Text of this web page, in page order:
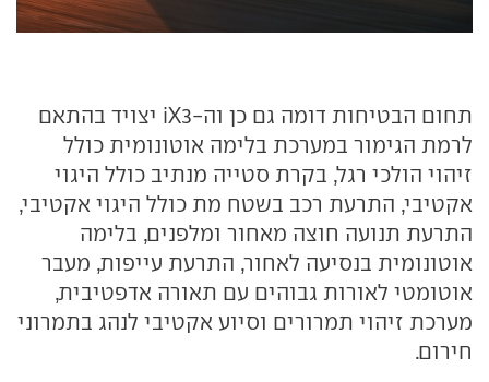
תחום הבטיחות דומה גם כן וה-iX3 יצויד בהתאם
לרמת הגימור במערכת בלימה אוטונומית כולל
זיהוי הולכי רגל, בקרת סטייה מנתיב כולל היגוי
אקטיבי, התרעת רכב בשטח מת כולל היגוי אקטיבי,
התרעת תנועה חוצה מאחור ומלפנים, בלימה
אוטונומית בנסיעה לאחור, התרעת עייפות, מעבר
אוטומטי לאורות גבוהים עם תאורה אדפטיבית,
מערכת זיהוי תמרורים וסיוע אקטיבי לנהג בתמרוני
חירום.